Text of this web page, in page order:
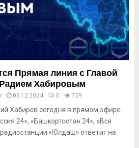
Прямая линия с Главой
Хабировым
03.12.2024 0 729
Хабиров сегодня в прямом эфире
24», «Башкортостан 24», «Вся
«Юлдаш» ответит на